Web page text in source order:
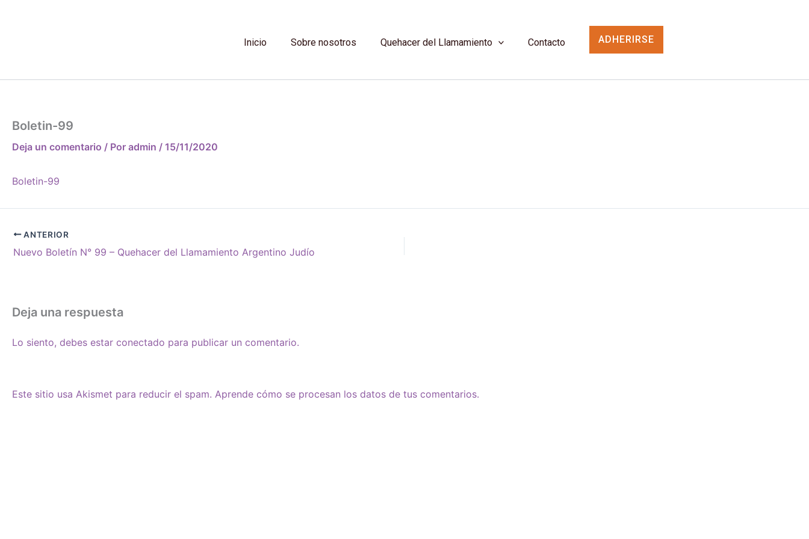
Inicio Sobre nosotros Quehacer del Llamamiento Contacto ADHERIRSE
Boletin-99
Deja un comentario / Por admin / 15/11/2020
Boletin-99
ANTERIOR
Nuevo Boletín N° 99 – Quehacer del Llamamiento Argentino Judío
Deja una respuesta
Lo siento, debes estar conectado para publicar un comentario.
Este sitio usa Akismet para reducir el spam. Aprende cómo se procesan los datos de tus comentarios.